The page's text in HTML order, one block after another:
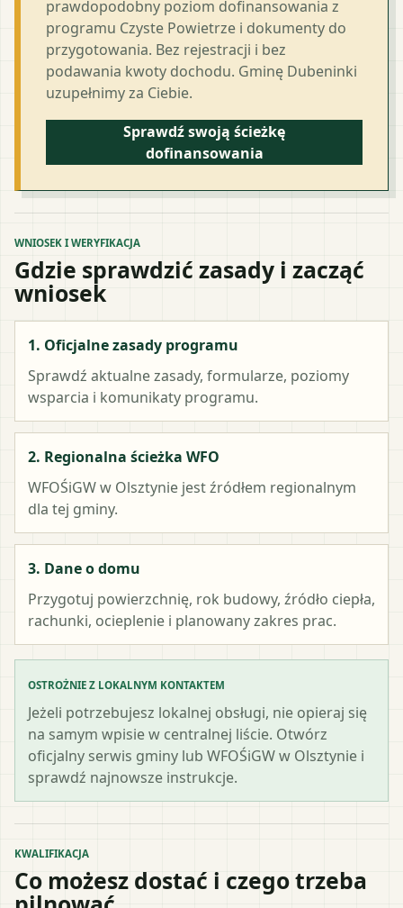
prawdopodobny poziom dofinansowania z
programu Czyste Powietrze i dokumenty do
przygotowania. Bez rejestracji i bez
podawania kwoty dochodu. Gminę Dubeninki
uzupełnimy za Ciebie.
Sprawdź swoją ścieżkę
dofinansowania
WNIOSEK I WERYFIKACJA
Gdzie sprawdzić zasady i zacząć
wniosek
1. Oficjalne zasady programu
Sprawdź aktualne zasady, formularze, poziomy
wsparcia i komunikaty programu.
2. Regionalna ścieżka WFO
WFOŚiGW w Olsztynie jest źródłem regionalnym
dla tej gminy.
3. Dane o domu
Przygotuj powierzchnię, rok budowy, źródło ciepła,
rachunki, ocieplenie i planowany zakres prac.
OSTROŻNIE Z LOKALNYM KONTAKTEM
Jeżeli potrzebujesz lokalnej obsługi, nie opieraj się
na samym wpisie w centralnej liście. Otwórz
oficjalny serwis gminy lub WFOŚiGW w Olsztynie i
sprawdź najnowsze instrukcje.
KWALIFIKACJA
Co możesz dostać i czego trzeba